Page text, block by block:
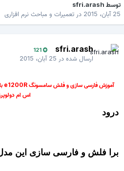
sfri.arash
2015
درتعمیرات و مباحث نرم افزاری
sfri.arash
121
ارسال شده در25 آبان، 2015
اس ام دولوپرز
درود
برا فلش و فارسی سازی این